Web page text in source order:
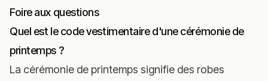
Foire aux questions
Quel est le code vestimentaire d'une cérémonie de
printemps ?
La cérémonie de printemps signifie des robes